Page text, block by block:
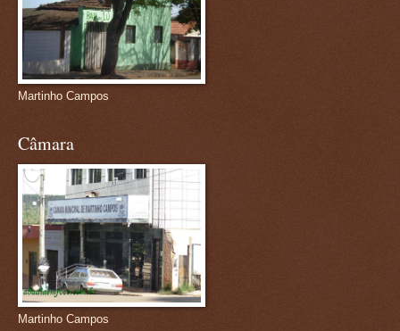
Martinho Campos
Câmara
Martinho Campos